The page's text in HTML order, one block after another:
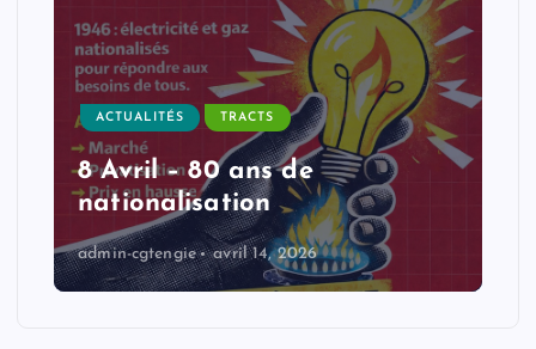
ACTUALITÉS TRACTS
8 Avril – 80 ans de
nationalisation
admin-cgtengie avril 14, 2026